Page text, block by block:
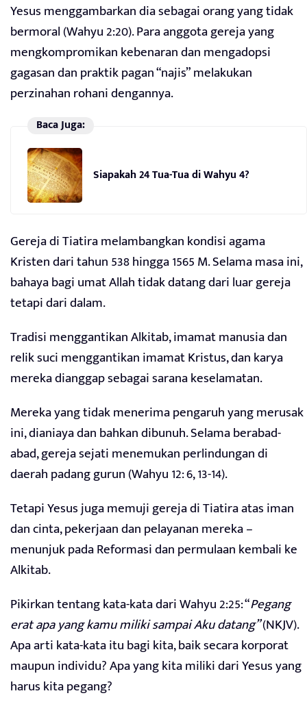
Yesus menggambarkan dia sebagai orang yang tidak
bermoral (Wahyu 2:20). Para anggota gereja yang
mengkompromikan kebenaran dan mengadopsi
gagasan dan praktik pagan “najis” melakukan
perzinahan rohani dengannya.
Baca Juga:
Siapakah 24 Tua-Tua di Wahyu 4?
Gereja di Tiatira melambangkan kondisi agama
Kristen dari tahun 538 hingga 1565 M. Selama masa ini,
bahaya bagi umat Allah tidak datang dari luar gereja
tetapi dari dalam.
Tradisi menggantikan Alkitab, imamat manusia dan
relik suci menggantikan imamat Kristus, dan karya
mereka dianggap sebagai sarana keselamatan.
Mereka yang tidak menerima pengaruh yang merusak
ini, dianiaya dan bahkan dibunuh. Selama berabad-
abad, gereja sejati menemukan perlindungan di
daerah padang gurun (Wahyu 12: 6, 13-14).
Tetapi Yesus juga memuji gereja di Tiatira atas iman
dan cinta, pekerjaan dan pelayanan mereka –
menunjuk pada Reformasi dan permulaan kembali ke
Alkitab.
Pikirkan tentang kata-kata dari Wahyu 2:25: “Pegang
erat apa yang kamu miliki sampai Aku datang”(NKJV).
Apa arti kata-kata itu bagi kita, baik secara korporat
maupun individu? Apa yang kita miliki dari Yesus yang
harus kita pegang?